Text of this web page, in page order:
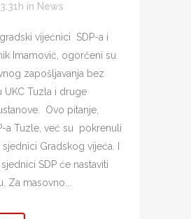
in News
vijećnici SDP-a i
Imamović, ogorčeni su
zapošljavanja bez
Tuzla i druge
Ovo pitanje,
a Tuzle, već su pokrenuli
Gradskog vijeća. I
SDP će nastaviti
Za masovno...